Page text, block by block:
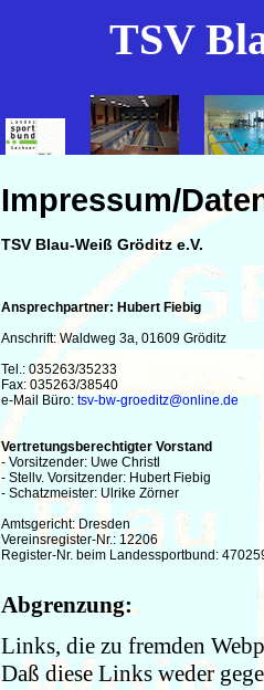
TSV
Impressum/
TSV Blau-Weiß Gröditz e.V.
Ansprechpartner: Hubert Fiebig
Anschrift: Waldweg 3a, 01609 Gröditz
Tel.: 035263/35233
Fax: 035263/38540
e-Mail Büro: tsv-bw-groeditz@online.de
Vertretungsberechtigter Vorstand
- Vorsitzender: Uwe Christl
- Stellv. Vorsitzender: Hubert Fiebig
- Schatzmeister: Ulrike Zörner
Amtsgericht: Dresden
Vereinsregister-Nr.: 12206
Register-Nr. beim Landessportbund:
Abgrenzung:
Links, die zu fremden
Daß diese Links weder